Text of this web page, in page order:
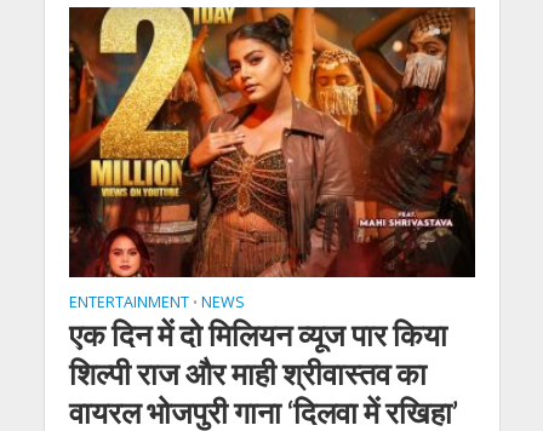
ENTERTAINMENT • NEWS
एक दिन में दो मिलियन व्यूज पार किया
शिल्पी राज और माही श्रीवास्तव का
वायरल भोजपुरी गाना ‘दिलवा में रखिहा’